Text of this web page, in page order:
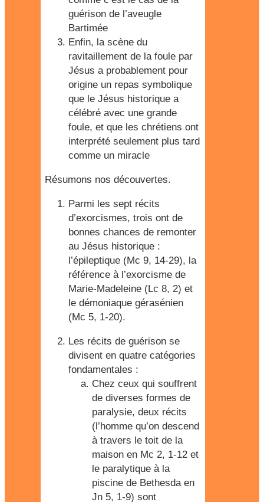
guérison de l’aveugle
Bartimée
Enfin, la scène du
ravitaillement de la foule par
Jésus a probablement pour
origine un repas symbolique
que le Jésus historique a
célébré avec une grande
foule, et que les chrétiens ont
interprété seulement plus tard
comme un miracle
Résumons nos découvertes.
Parmi les sept récits
d’exorcismes, trois ont de
bonnes chances de remonter
au Jésus historique :
l’épileptique (Mc 9, 14-29), la
référence à l’exorcisme de
Marie-Madeleine (Lc 8, 2) et
le démoniaque gérasénien
(Mc 5, 1-20).
Les récits de guérison se
divisent en quatre catégories
fondamentales :
Chez ceux qui souffrent
de diverses formes de
paralysie, deux récits
(l’homme qu’on descend
à travers le toit de la
maison en Mc 2, 1-12 et
le paralytique à la
piscine de Bethesda en
Jn 5, 1-9) sont